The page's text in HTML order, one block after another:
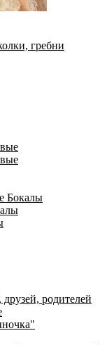
гребни
Бокалы
родителей